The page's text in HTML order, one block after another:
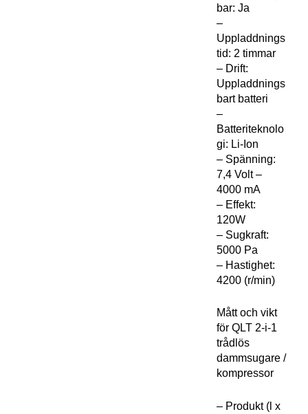
bar: Ja
–
Uppladdnings
tid: 2 timmar
– Drift:
Uppladdnings
bart batteri
–
Batteriteknolo
gi: Li-Ion
– Spänning:
7,4 Volt –
4000 mA
– Effekt:
120W
– Sugkraft:
5000 Pa
– Hastighet:
4200 (r/min)
Mått och vikt
för QLT 2-i-1
trådlös
dammsugare /
kompressor
– Produkt (l x